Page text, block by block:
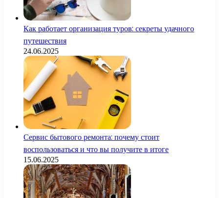
Как работает организация туров: секреты удачного
путешествия
24.06.2025
Сервис бытового ремонта: почему стоит
воспользоваться и что вы получите в итоге
15.06.2025